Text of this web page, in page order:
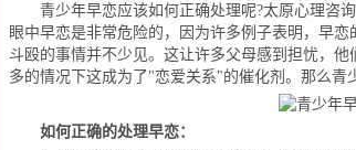
青少年早恋应该如何正确处理呢?太原心理咨询
眼中早恋是非常危险的，因为许多例子表明，早
斗殴的事情并不少见。这让许多父母感到担忧，
多的情况下这成为了"恋爱关系"的催化剂。那么青
如何正确的处理早恋：